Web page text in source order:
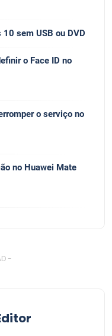
sem USB ou DVD
o Face ID no
o serviço no
no Huawei Mate
-